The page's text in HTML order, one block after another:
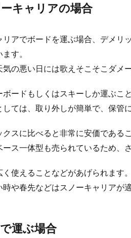
キャリアの場合
リアでボードを運ぶ場合、デメリ
す。
気の悪い日には歌えそこそこダメ
ボードもしくはスキーしか運ぶこ
しては、取り外しが簡単で、保管
クスに比べると非常に安価であるこ
ース一体型も売られているため、
使えることなどがあげられます。
時や春先などはスノーキャリアが
運ぶ場合